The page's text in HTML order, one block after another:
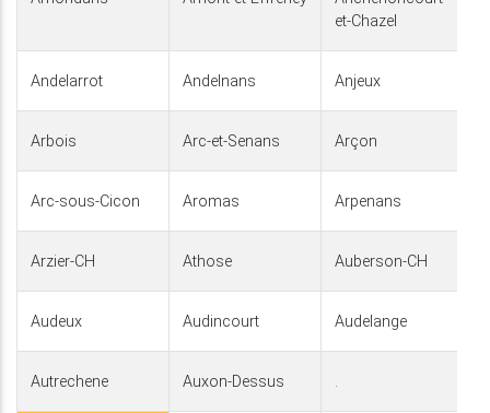
et-Chazel
Andelarrot Andelnans Anjeux
Arbois Arc-et-Senans Arçon
Arc-sous-Cicon Aromas Arpenans
Arzier-CH Athose Auberson-CH
Audeux Audincourt Audelange
Autrechene Auxon-Dessus .